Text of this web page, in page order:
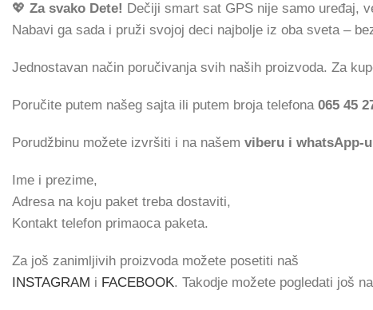
💖 Za svako Dete! Dečiji smart sat GPS nije samo uređaj,
Nabavi ga sada i pruži svojoj deci najbolje iz oba sveta –
Jednostavan način poručivanja svih naših proizvoda. Za
Poručite putem našeg sajta ili putem broja telefona 065 45
Porudžbinu možete izvršiti i na našem viberu i whatsApp-u
Ime i prezime,
Adresa na koju paket treba dostaviti,
Kontakt telefon primaoca paketa.
Za još zanimljivih proizvoda možete posetiti naš
INSTAGRAM i FACEBOOK. Takodje možete pogledati još